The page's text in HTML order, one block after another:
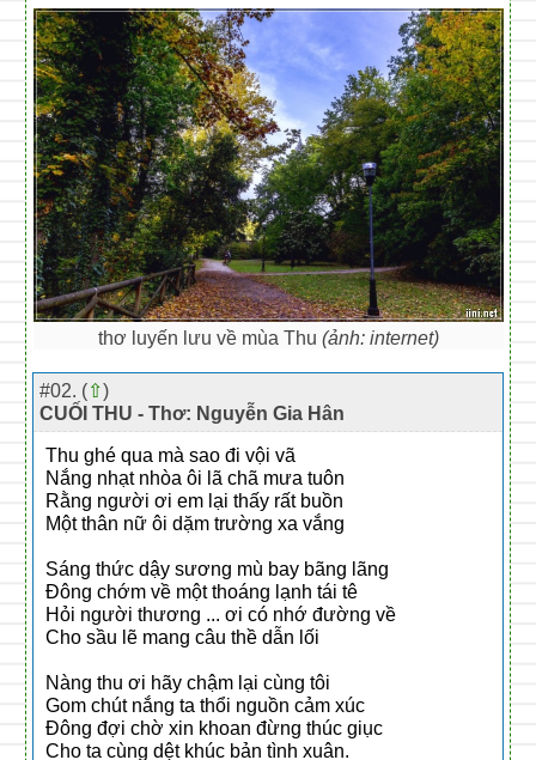
thơ luyến lưu về mùa Thu (ảnh: internet)
#02. (⇧)
CUỐI THU - Thơ: Nguyễn Gia Hân
Thu ghé qua mà sao đi vội vã
Nắng nhạt nhòa ôi lã chã mưa tuôn
Rằng người ơi em lại thấy rất buồn
Một thân nữ ôi dặm trường xa vắng
Sáng thức dậy sương mù bay bãng lãng
Đông chớm về một thoáng lạnh tái tê
Hỏi người thương ... ơi có nhớ đường về
Cho sầu lẽ mang câu thề dẫn lối
Nàng thu ơi hãy chậm lại cùng tôi
Gom chút nắng ta thổi nguồn cảm xúc
Đông đợi chờ xin khoan đừng thúc giục
Cho ta cùng dệt khúc bản tình xuân.